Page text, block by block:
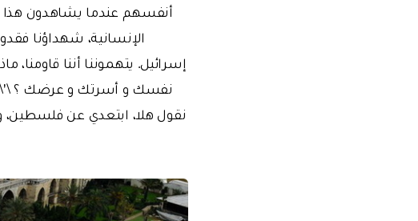
أنفسهم عندما يشاهدون هذا
الإنسانية، شهداؤنا
إسرائيل. يتهموننا أننا
نفسك و أسرتك و عرضك ؟ \'\' و
نقول هلا، ابتعدي عن